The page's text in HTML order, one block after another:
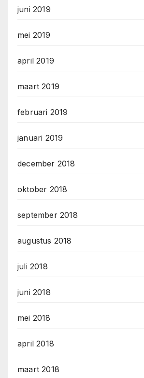
juni 2019
mei 2019
april 2019
maart 2019
februari 2019
januari 2019
december 2018
oktober 2018
september 2018
augustus 2018
juli 2018
juni 2018
mei 2018
april 2018
maart 2018